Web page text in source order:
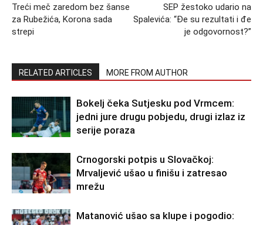
Treći meč zaredom bez šanse
za Rubežića, Korona sada
strepi
SEP žestoko udario na
Spalevića: “Đe su rezultati i đe
je odgovornost?”
RELATED ARTICLES MORE FROM AUTHOR
Bokelj čeka Sutjesku pod Vrmcem:
jedni jure drugu pobjedu, drugi izlaz iz
serije poraza
Crnogorski potpis u Slovačkoj:
Mrvaljević ušao u finišu i zatresao
mrežu
Matanović ušao sa klupe i pogodio: